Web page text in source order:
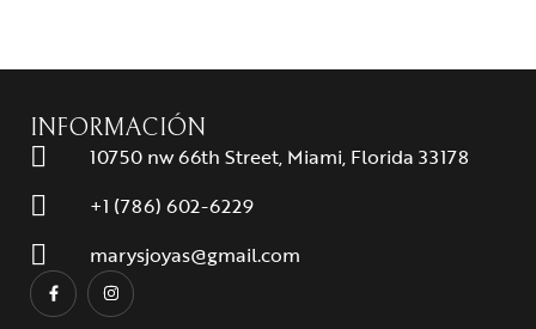
INFORMACIÓN
10750 nw 66th Street, Miami, Florida 33178
+1 (786) 602-6229
marysjoyas@gmail.com